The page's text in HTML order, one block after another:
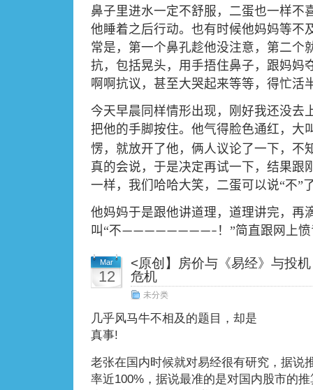
鼻子里进水一定不舒服，二蛋也一样不
他睡着之后行动。也有时候他妈妈等不
常是，第一个鼻孔趁他没注意，第二个
抗，包括晃头，用手捂住鼻子，跟妈妈
啊啊抗议，甚至大哭起来等等，得忙活
今天早晨同样情形出现，刚好我还没去
把他的手脚按住。他气得脸色通红，大
愣，就放开了他，俩人议论了一下，不
真的会说，于是决定再试一下，结果跟
一样，我们哈哈大笑，二蛋可以说“不”
他妈妈于是跟他讲道理，道理讲完，再
叫“不————————– ！”简直跟网上
Mar
12
<原创】房价与《易经》与投
危机
未分类
几乎风马牛不相及的题目，却是
真事!
老张在国内时候就对易经很有研究，据说
率近100%，据说最准的是对国内股市的